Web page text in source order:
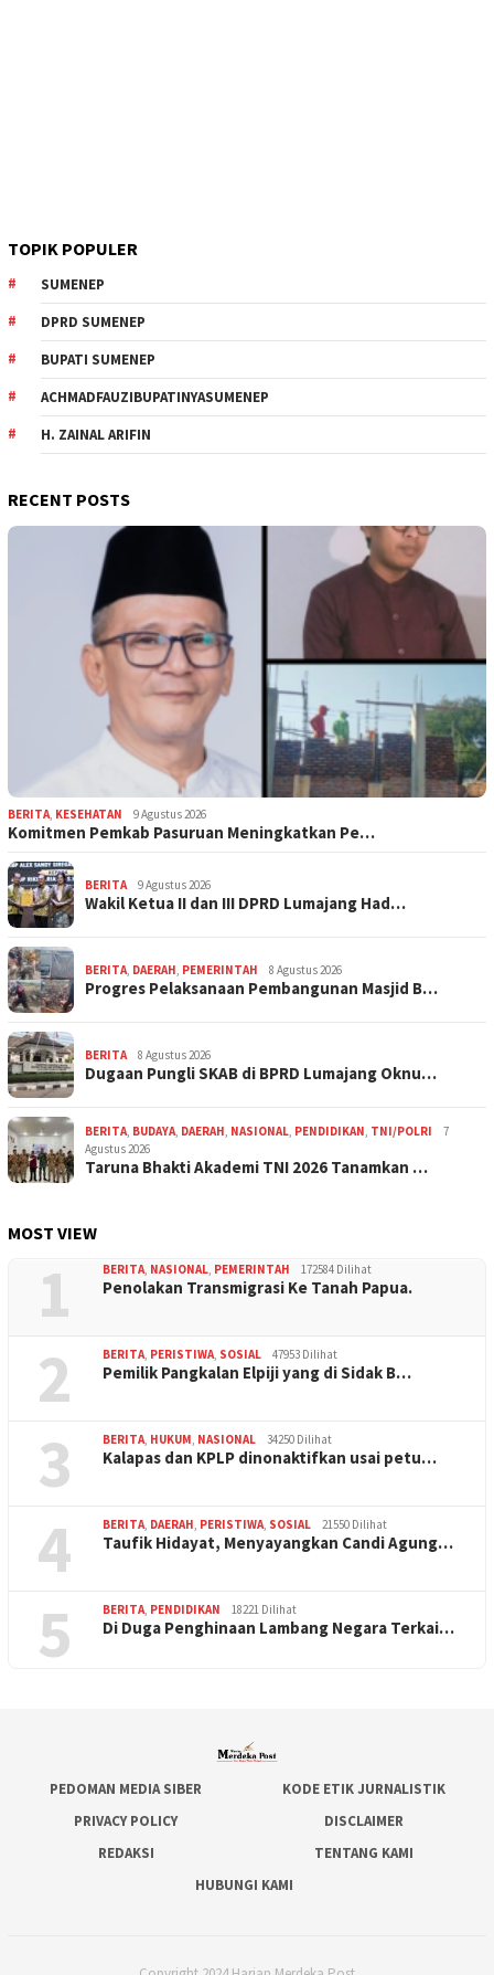
TOPIK POPULER
SUMENEP
DPRD SUMENEP
BUPATI SUMENEP
ACHMADFAUZIBUPATINYASUMENEP
H. ZAINAL ARIFIN
RECENT POSTS
BERITA KESEHATAN 9 Agustus 2026
Komitmen Pemkab Pasuruan Meningkatkan Pe…
BERITA 9 Agustus 2026
Wakil Ketua II dan III DPRD Lumajang Had…
BERITA DAERAH PEMERINTAH 8 Agustus 2026
Progres Pelaksanaan Pembangunan Masjid B…
BERITA 8 Agustus 2026
Dugaan Pungli SKAB di BPRD Lumajang Oknu…
BERITA BUDAYA DAERAH NASIONAL PENDIDIKAN TNI/POLRI
7
Agustus 2026
Taruna Bhakti Akademi TNI 2026 Tanamkan …
MOST VIEW
1 BERITA NASIONAL PEMERINTAH 172584 Dilihat
Penolakan Transmigrasi Ke Tanah Papua.
2 BERITA PERISTIWA SOSIAL 47953 Dilihat
Pemilik Pangkalan Elpiji yang di Sidak B…
3 BERITA HUKUM NASIONAL 34250 Dilihat
Kalapas dan KPLP dinonaktifkan usai petu…
4 BERITA DAERAH PERISTIWA SOSIAL 21550 Dilihat
Taufik Hidayat, Menyayangkan Candi Agung…
5 BERITA PENDIDIKAN 18221 Dilihat
Di Duga Penghinaan Lambang Negara Terkai…
PEDOMAN MEDIA SIBER
KODE ETIK JURNALISTIK
PRIVACY POLICY
DISCLAIMER
REDAKSI
TENTANG KAMI
HUBUNGI KAMI